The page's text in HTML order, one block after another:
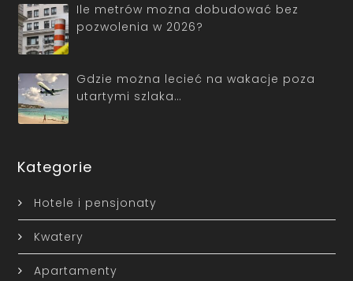
Ile metrów można dobudować bez
pozwolenia w 2026?
Gdzie można lecieć na wakacje poza
utartymi szlaka…
Kategorie
Hotele i pensjonaty
Kwatery
Apartamenty